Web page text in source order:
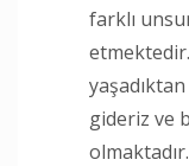
farklı
gideriz ve